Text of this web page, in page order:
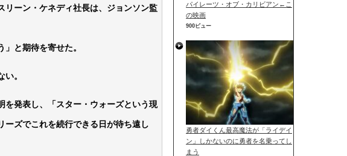
リーン・ケネディ社長は、ジョンソン監
と期待を寄せた。
。
を発表し、「スター・ウォーズという現
ーズでこれを続行できる日が待ち遠し
パイレーツ・オブ・カリビアン←こ
の映画
900ビュー
勇者ダイくん最高魔法が「ライデイ
ン」しかないのに勇者を名乗ってし
まう